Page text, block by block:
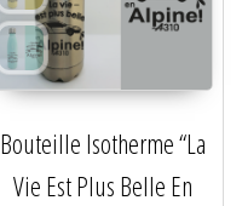
Bouteille Isotherme “La
Vie Est Plus Belle En